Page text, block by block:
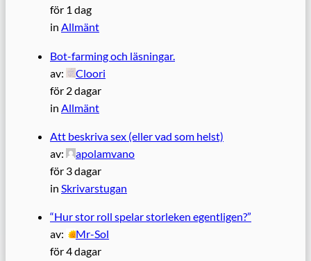
för 1 dag
in Allmänt
Bot-farming och läsningar.
av:
Cloori
för 2 dagar
in Allmänt
Att beskriva sex (eller vad som helst)
av:
apolamvano
för 3 dagar
in Skrivarstugan
“Hur stor roll spelar storleken egentligen?”
av:
Mr-Sol
för 4 dagar